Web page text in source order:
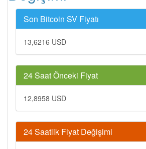
Son Bitcoin SV Fiyatı
13,6216 USD
24 Saat Önceki Fiyat
12,8958 USD
24 Saatlik Fiyat Değişimi